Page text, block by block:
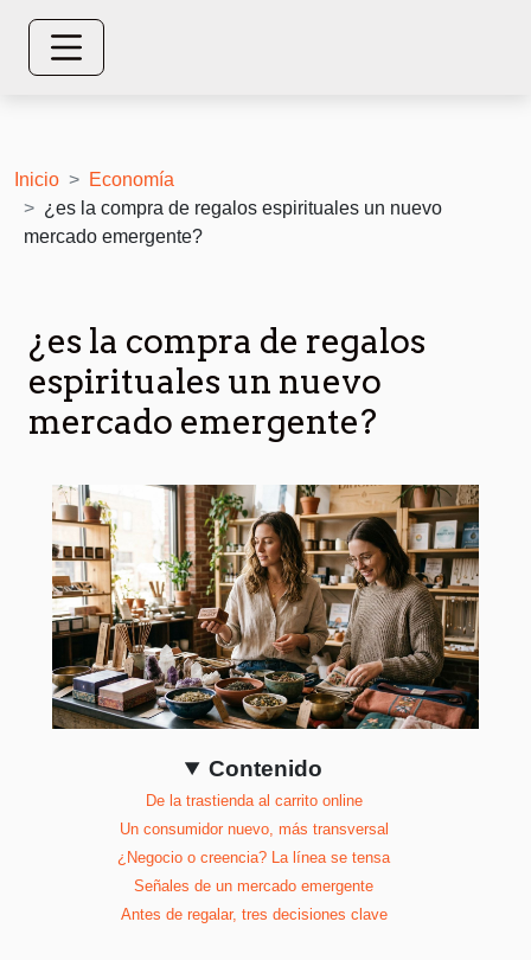
Inicio
Economía
¿es la compra de regalos espirituales un nuevo
mercado emergente?
¿es la compra de regalos
espirituales un nuevo
mercado emergente?
Contenido
De la trastienda al carrito online
Un consumidor nuevo, más transversal
¿Negocio o creencia? La línea se tensa
Señales de un mercado emergente
Antes de regalar, tres decisiones clave